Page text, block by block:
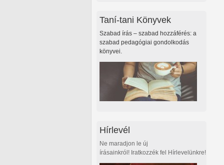
Taní-tani Könyvek
Szabad írás – szabad hozzáférés: a
szabad pedagógiai gondolkodás
könyvei.
Hírlevél
Ne maradjon le új
írásainkról! Iratkozzék fel Hírlevelünkre!